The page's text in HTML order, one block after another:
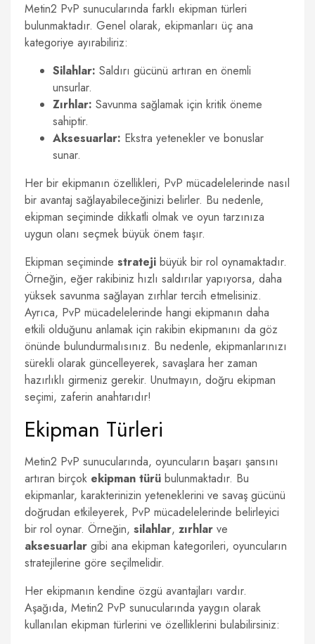
Metin2 PvP sunucularında farklı ekipman türleri
bulunmaktadır. Genel olarak, ekipmanları üç ana
kategoriye ayırabiliriz:
Silahlar: Saldırı gücünü artıran en önemli
unsurlar.
Zırhlar: Savunma sağlamak için kritik öneme
sahiptir.
Aksesuarlar: Ekstra yetenekler ve bonuslar
sunar.
Her bir ekipmanın özellikleri, PvP mücadelelerinde nasıl
bir avantaj sağlayabileceğinizi belirler. Bu nedenle,
ekipman seçiminde dikkatli olmak ve oyun tarzınıza
uygun olanı seçmek büyük önem taşır.
Ekipman seçiminde strateji büyük bir rol oynamaktadır.
Örneğin, eğer rakibiniz hızlı saldırılar yapıyorsa, daha
yüksek savunma sağlayan zırhlar tercih etmelisiniz.
Ayrıca, PvP mücadelelerinde hangi ekipmanın daha
etkili olduğunu anlamak için rakibin ekipmanını da göz
önünde bulundurmalısınız. Bu nedenle, ekipmanlarınızı
sürekli olarak güncelleyerek, savaşlara her zaman
hazırlıklı girmeniz gerekir. Unutmayın, doğru ekipman
seçimi, zaferin anahtarıdır!
Ekipman Türleri
Metin2 PvP sunucularında, oyuncuların başarı şansını
artıran birçok ekipman türü bulunmaktadır. Bu
ekipmanlar, karakterinizin yeteneklerini ve savaş gücünü
doğrudan etkileyerek, PvP mücadelelerinde belirleyici
bir rol oynar. Örneğin, silahlar, zırhlar ve
aksesuarlar gibi ana ekipman kategorileri, oyuncuların
stratejilerine göre seçilmelidir.
Her ekipmanın kendine özgü avantajları vardır.
Aşağıda, Metin2 PvP sunucularında yaygın olarak
kullanılan ekipman türlerini ve özelliklerini bulabilirsiniz: